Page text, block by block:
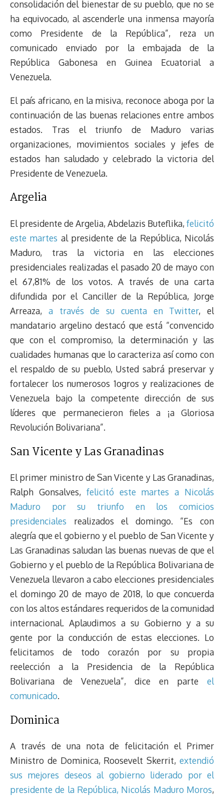
consolidación del bienestar de su pueblo, que no se
ha equivocado, al ascenderle una inmensa mayoría
como Presidente de la República”, reza un
comunicado enviado por la embajada de la
República Gabonesa en Guinea Ecuatorial a
Venezuela.
El país africano, en la misiva, reconoce aboga por la
continuación de las buenas relaciones entre ambos
estados. Tras el triunfo de Maduro varias
organizaciones, movimientos sociales y jefes de
estados han saludado y celebrado la victoria del
Presidente de Venezuela.
Argelia
El presidente de Argelia, Abdelazis Buteflika,felicitó
este martes al presidente de la República, Nicolás
Maduro, tras la victoria en las elecciones
presidenciales realizadas el pasado 20 de mayo con
el 67,81% de los votos. A través de una carta
difundida por el Canciller de la República, Jorge
Arreaza, a través de su cuenta en Twitter, el
mandatario argelino destacó que está “convencido
que con el compromiso, la determinación y las
cualidades humanas que lo caracteriza así como con
el respaldo de su pueblo, Usted sabrá preservar y
fortalecer los numerosos 1ogros y realizaciones de
Venezuela bajo la competente dirección de sus
líderes que permanecieron fieles a ¡a Gloriosa
Revolución Bolivariana”.
San Vicente y Las Granadinas
El primer ministro de San Vicente y Las Granadinas,
Ralph Gonsalves, felicitó este martes a Nicolás
Maduro por su triunfo en los comicios
presidenciales realizados el domingo. “Es con
alegría que el gobierno y el pueblo de San Vicente y
Las Granadinas saludan las buenas nuevas de que el
Gobierno y el pueblo de la República Bolivariana de
Venezuela llevaron a cabo elecciones presidenciales
el domingo 20 de mayo de 2018, lo que concuerda
con los altos estándares requeridos de la comunidad
internacional. Aplaudimos a su Gobierno y a su
gente por la conducción de estas elecciones. Lo
felicitamos de todo corazón por su propia
reelección a la Presidencia de la República
Bolivariana de Venezuela”, dice en parte el
comunicado.
Dominica
A través de una nota de felicitación el Primer
Ministro de Dominica, Roosevelt Skerrit, extendió
sus mejores deseos al gobierno liderado por el
presidente de la República, Nicolás Maduro Moros,